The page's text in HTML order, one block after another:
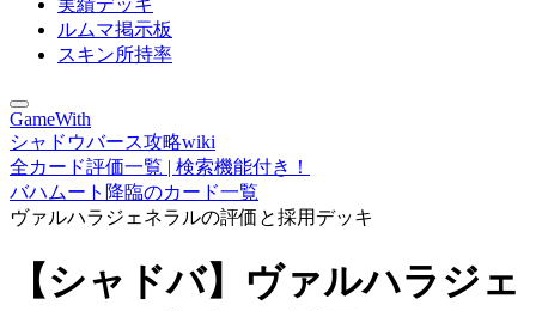
実績デッキ
ルムマ掲示板
スキン所持率
GameWith
シャドウバース攻略wiki
全カード評価一覧 | 検索機能付き！
バハムート降臨のカード一覧
ヴァルハラジェネラルの評価と採用デッキ
【シャドバ】ヴァルハラジェ